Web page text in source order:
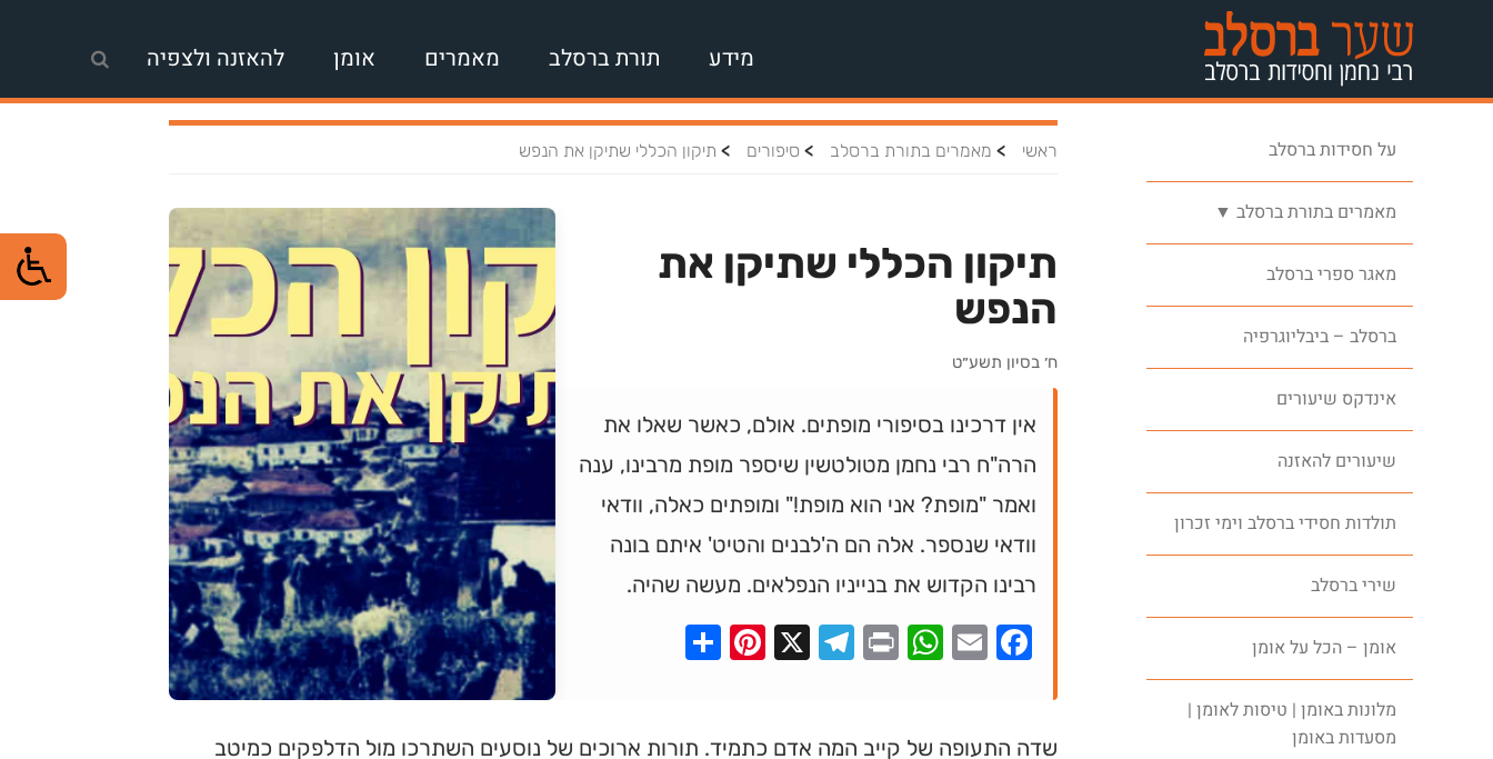
מידע תורת ברסלב מאמרים אומן להאזנה ולצפיה
על חסידות ברסלב
מאמרים בתורת ברסלב ▼
מאגר ספרי ברסלב
ברסלב – ביבליוגרפיה
אינדקס שיעורים
שיעורים להאזנה
תולדות חסידי ברסלב וימי זכרון
שירי ברסלב
אומן – הכל על אומן
מלונות באומן | טיסות לאומן |
מסעדות באומן
ראשי > מאמרים בתורת ברסלב > סיפורים > תיקון הכללי שתיקן את הנפש
תיקון הכללי שתיקן את
הנפש
ח׳ בסיון תשע״ט
אין דרכינו בסיפורי מופתים. אולם, כאשר שאלו את
הרה"ח רבי נחמן מטולטשין שיספר מופת מרבינו, ענה
ואמר "מופת? אני הוא מופת!" ומופתים כאלה, וודאי
וודאי שנספר. אלה הם ה'לבנים והטיט' איתם בונה
רבינו הקדוש את בנייניו הנפלאים. מעשה שהיה.
Facebook
Email
WhatsApp
Print
Telegram
X
Pinterest
שדה התעופה של קייב המה אדם כתמיד. תורות ארוכים של נוסעים השתרכו מול הדלפקים כמיטב